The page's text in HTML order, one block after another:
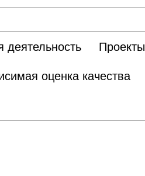
деятельность Проекты
оценка качества